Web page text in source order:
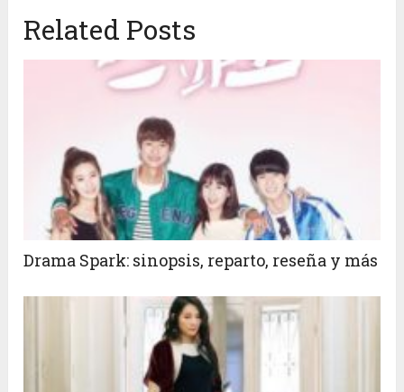
Related Posts
Drama Spark: sinopsis, reparto, reseña y más